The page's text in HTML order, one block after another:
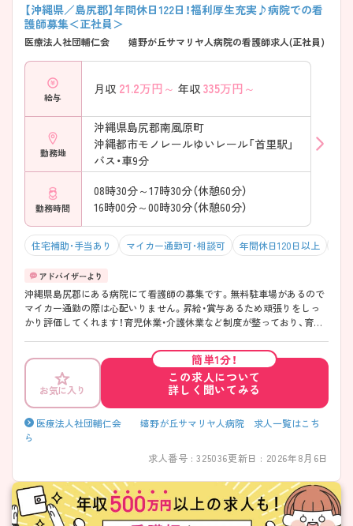
【沖縄県／島尻郡】年間休日122日！福利厚生充実♪病院での看
護師募集＜正社員＞
医療法人社団輔仁会 嬉野が丘サマリヤ人病院の看護師求人(正社員)
給与
月収 21.2万円～ 年収 335万円～
勤務地
沖縄県島尻郡南風原町
沖縄都市モノレールゆいレール「首里駅」
バス・車9分
勤務時間
08時30分～17時30分（休憩60分）
16時00分～00時30分（休憩60分）
住宅補助・手当あり マイカー通勤可・相談可 年間休日120日以上
沖縄県島尻郡にある病院にて看護師の募集です。無料駐車場があるので
マイカー通勤の際は心配いりません。昇給・賞与あるため頑張りをしっ
かり評価してくれます！育児休業・介護休業など制度が整っており、育児
職金制度など福利厚生充実しており、長く働きやすい環境づくりがされ
ています。ご興味ある方は面接ポイントをお伝えしますので、お気軽に
ご連絡ください。
お気に入り
簡単1分！
この求人について
詳しく聞いてみる
医療法人社団輔仁会 嬉野が丘サマリヤ人病院 求人一覧はこち
ら
求人番号 : 325036更新日 : 2026年8月6日